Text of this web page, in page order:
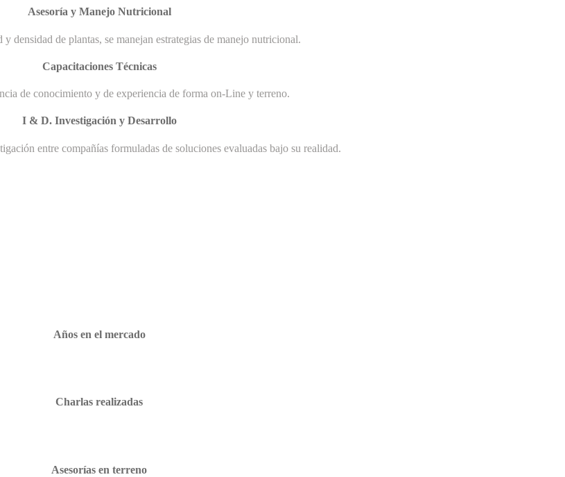
Asesoría y Manejo Nutricional
y densidad de plantas, se manejan estrategias de manejo nutricional.
Capacitaciones Técnicas
de conocimiento y de experiencia de forma on-Line y terreno.
I & D. Investigación y Desarrollo
entre compañías formuladas de soluciones evaluadas bajo su realidad.
Años en el mercado
Charlas realizadas
Asesorías en terreno